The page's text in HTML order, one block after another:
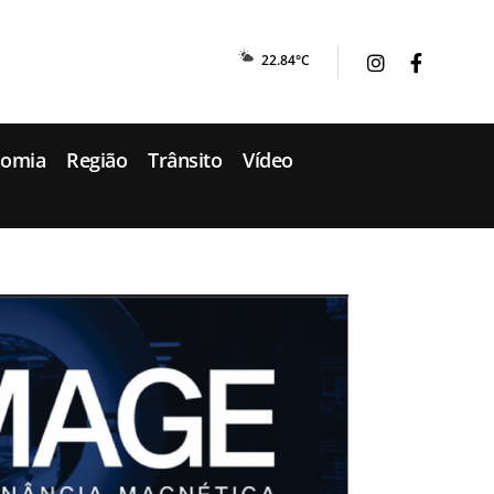
22.84°C
Região Trânsito
Vídeo